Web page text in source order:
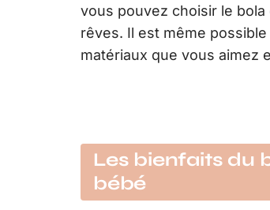
vous pouvez choisir le
rêves. Il est même possible
matériaux que vous aimez
Les bienfaits du
bébé